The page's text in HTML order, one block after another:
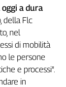
a dura
della Flc
nel
di mobilità
le persone
e processi".
in